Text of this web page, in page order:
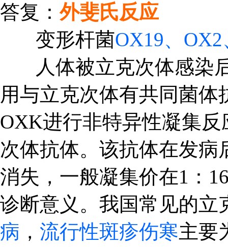
答复：外斐氏反应
变形杆菌OX19、
人体被立克次体感染
用与立克次体有共同菌
OXK进行非特异性凝集
次体抗体。该抗体在发病
消失，一般凝集价在1：
诊断意义。我国常见的立
病 ， 流行性斑疹伤寒主要